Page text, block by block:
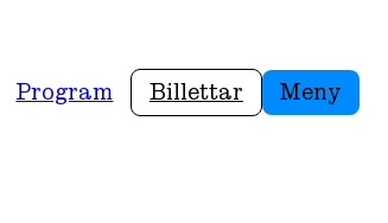
Program Billettar Meny